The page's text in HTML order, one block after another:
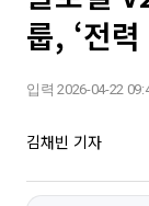
룹, ‘전
입력 2026-04-22
김채빈 기자